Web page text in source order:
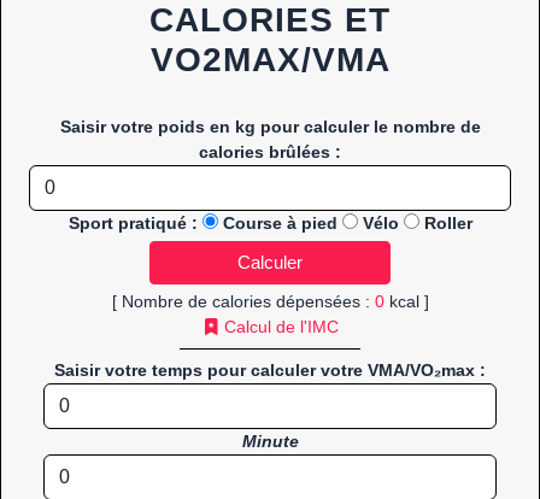
CALORIES ET
VO2MAX/VMA
Saisir votre poids en kg pour calculer le nombre de
calories brûlées :
Sport pratiqué : Course à pied Vélo Roller
[ Nombre de calories dépensées : 0kcal ]
Calcul de l'IMC
Saisir votre temps pour calculer votre VMA/VO₂max :
Minute